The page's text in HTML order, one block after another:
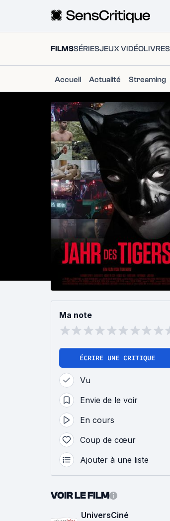
FILMSSÉRIESJEUX VIDÉOLIVRES
Accueil Actualité Streaming
Ma note
ÉCRIRE UNE CRITIQUE
Vu
Envie de le voir
En cours
Coup de cœur
Ajouter à une liste
VOIR LE FILM
UniversCiné